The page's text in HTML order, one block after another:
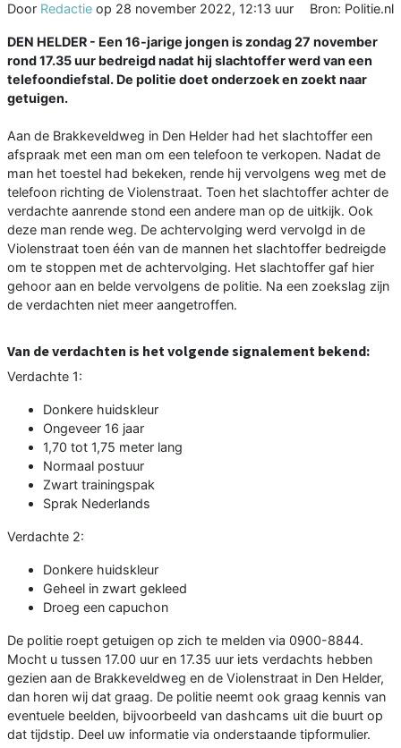
Door Redactie op 28 november 2022, 12:13 uur Bron: Politie.nl
DEN HELDER - Een 16-jarige jongen is zondag 27 november
rond 17.35 uur bedreigd nadat hij slachtoffer werd van een
telefoondiefstal. De politie doet onderzoek en zoekt naar
getuigen.
Aan de Brakkeveldweg in Den Helder had het slachtoffer een
afspraak met een man om een telefoon te verkopen. Nadat de
man het toestel had bekeken, rende hij vervolgens weg met de
telefoon richting de Violenstraat. Toen het slachtoffer achter de
verdachte aanrende stond een andere man op de uitkijk. Ook
deze man rende weg. De achtervolging werd vervolgd in de
Violenstraat toen één van de mannen het slachtoffer bedreigde
om te stoppen met de achtervolging. Het slachtoffer gaf hier
gehoor aan en belde vervolgens de politie. Na een zoekslag zijn
de verdachten niet meer aangetroffen.
Van de verdachten is het volgende signalement bekend:
Verdachte 1:
Donkere huidskleur
Ongeveer 16 jaar
1,70 tot 1,75 meter lang
Normaal postuur
Zwart trainingspak
Sprak Nederlands
Verdachte 2:
Donkere huidskleur
Geheel in zwart gekleed
Droeg een capuchon
De politie roept getuigen op zich te melden via 0900-8844.
Mocht u tussen 17.00 uur en 17.35 uur iets verdachts hebben
gezien aan de Brakkeveldweg en de Violenstraat in Den Helder,
dan horen wij dat graag. De politie neemt ook graag kennis van
eventuele beelden, bijvoorbeeld van dashcams uit die buurt op
dat tijdstip. Deel uw informatie via onderstaande tipformulier.